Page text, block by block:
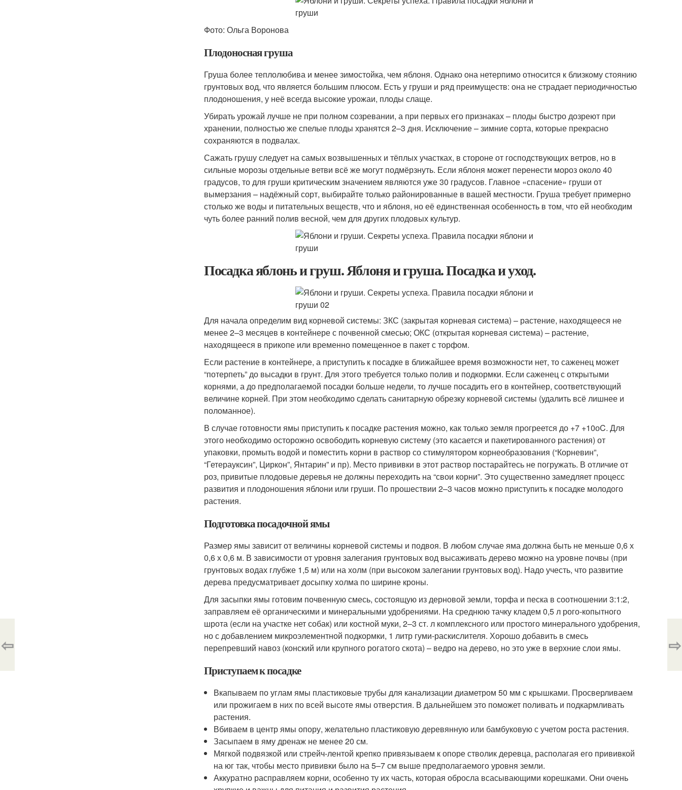
Фото: Ольга Воронова
Плодоносная груша
Груша более теплолюбива и менее зимостойка, чем яблоня. Однако она нетерпимо относится к близкому стоянию
грунтовых вод, что является большим плюсом. Есть у груши и ряд преимуществ: она не страдает периодичностью
плодоношения, у неё всегда высокие урожаи, плоды слаще.
Убирать урожай лучше не при полном созревании, а при первых его признаках – плоды быстро дозреют при
хранении, полностью же спелые плоды хранятся 2–3 дня. И­сключение – зимние сорта, которые прекрасно
сохраняются в подвалах.
Сажать грушу следует на самых возвышенных и тёплых участках, в стороне от господ­ствующих ветров, но в
сильные морозы отдельные ветви всё же могут подмёрзнуть. Если яблоня может перенести мороз около 40
градусов, то для груши критическим значением являются уже 30 градусов. Главное «­спасение» груши от
вымерзания – надёжный сорт, выбирайте только районированные в вашей местности. Груша требует примерно
столько же воды и питательных веществ, что и яблоня, но её единственная особенность в том, что ей необходим
чуть более ранний полив весной, чем для других плодовых культур.
Посадка яблонь и груш. Яблоня и груша. Посадка и уход.
Для начала определим вид корневой системы: ЗКС (закрытая корневая система) – растение, находящееся не
менее 2–3 месяцев в контейнере с почвенной смесью; ОКС (открытая корневая система) – растение,
находящееся в прикопе или временно помещенное в пакет с торфом.
Если растение в контейнере, а приступить к посадке в ближайшее время возможности нет, то саженец может
“потерпеть” до высадки в грунт. Для этого требуется только полив и подкормки. Если саженец с открытыми
корнями, а до предполагаемой посадки больше недели, то лучше посадить его в контейнер, соответствующий
величине корней. При этом необходимо сделать санитарную обрезку корневой системы (удалить всё лишнее и
поломанное).
В случае готовности ямы приступить к посадке растения можно, как только земля прогреется до +7 +10оC. Для
этого необходимо осторожно освободить корневую систему (это касается и пакетированного растения) от
упаковки, промыть водой и поместить корни в раствор со стимулятором корнеобразования (“Корневин”,
“Гетерауксин”, Циркон”, Янтарин” и пр). Место прививки в этот раствор постарайтесь не погружать. В отличие от
роз, привитые плодовые деревья не должны переходить на “свои корни”. Это существенно замедляет процесс
развития и плодоношения яблони или груши. По прошествии 2–3 часов можно приступить к посадке молодого
растения.
Подготовка посадочной ямы
Размер ямы зависит от величины корневой системы и подвоя. В любом случае яма должна быть не меньше 0,6 х
0,6 х 0,6 м. В зависимости от уровня залегания грунтовых вод высаживать дерево можно на уровне почвы (при
грунтовых водах глубже 1,5 м) или на холм (при высоком залегании грунтовых вод). Надо учесть, что развитие
дерева предусматривает досыпку холма по ширине кроны.
Для засыпки ямы готовим почвенную смесь, состоящую из дерновой земли, торфа и песка в соотношении 3:1:2,
заправляем её органическими и минеральными удобрениями. На среднюю тачку кладем 0,5 л рого-копытного
шрота (если на участке нет собак) или костной муки, 2–3 ст. л комплексного или простого минерального удобрения,
но с добавлением микроэлементной подкормки, 1 литр гуми-раскислителя. Хорошо добавить в смесь
перепревший навоз (конский или крупного рогатого скота) – ведро на дерево, но это уже в верхние слои ямы.
Приступаем к посадке
Вкапываем по углам ямы пластиковые трубы для канализации диаметром 50 мм с крышками. Просверливаем
или прожигаем в них по всей высоте ямы отверстия. В дальнейшем это поможет поливать и подкармливать
растения.
Вбиваем в центр ямы опору, желательно пластиковую деревянную или бамбуковую с учетом роста растения.
Засыпаем в яму дренаж не менее 20 см.
Мягкой подвязкой или стрейч-лентой крепко привязываем к опоре стволик деревца, располагая его прививкой
на юг так, чтобы место прививки было на 5–7 см выше предполагаемого уровня земли.
Аккуратно расправляем корни, особенно ту их часть, которая обросла всасывающими корешками. Они очень
⇦ ⇨